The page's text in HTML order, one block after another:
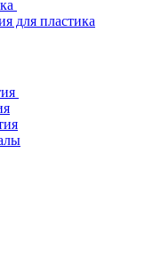
для пластика